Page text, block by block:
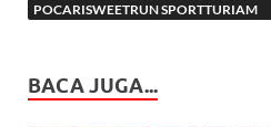
POCARISWEETRUN SPORTTURIAM
BACA JUGA...